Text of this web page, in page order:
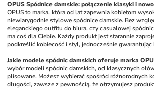
OPUS Spódnice damskie: połączenie klasyki i
OPUS to marka, która od lat zapewnia kobietom
niewiarygodnie stylowe spódnice damskie. Bez
eleganckiego outfitu do biura, czy casualowej
ma coś dla Ciebie. Każdy produkt jest starannie
podkreślić kobiecość i styl, jednocześnie
Jakie modele spódnic damskich oferuje marka
wybór modeli spódnic damskich, od klasycznych
plisowane. Możesz wybierać spośród różnorodnych
długości, zawsze z pewnością, że otrzymujesz